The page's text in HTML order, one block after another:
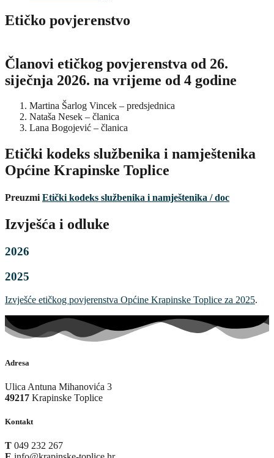
Etičko povjerenstvo
Članovi etičkog povjerenstva od 26.
siječnja 2026. na vrijeme od 4 godine
Martina Šarlog Vincek – predsjednica
Nataša Nesek – članica
Lana Bogojević – članica
Etički kodeks službenika i namještenika
Općine Krapinske Toplice
Preuzmi Etički kodeks službenika i namještenika / doc
Izvješća i odluke
2026
2025
Izvješće etičkog povjerenstva Općine Krapinske Toplice za 2025.
Adresa
Ulica Antuna Mihanovića 3
49217 Krapinske Toplice
Kontakt
T 049 232 267